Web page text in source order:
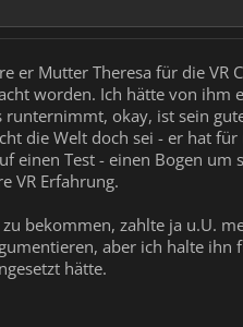
Mutter Theresa für die VR
worden. Ich hätte von ihm
okay, ist sein
die Welt doch sei - er hat
einen Test - einen Bogen
VR Erfahrung.
bekommen, zahlte ja u.U.
aber ich halte ihn
hätte.